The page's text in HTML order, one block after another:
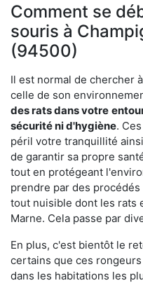
Comment se
souris à
(94500)
Il est normal de chercher
celle de son
des rats dans votre
sécurité ni d'hygiène.
péril votre tranquillité
de garantir sa propre
tout en protégeant
prendre par des
tout nuisible dont les rats
Marne. Cela passe par
En plus, c'est bientôt le
certains que ces
dans les habitations les